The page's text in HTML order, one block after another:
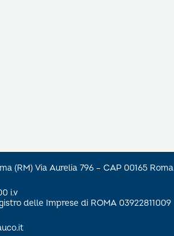
(RM) Via Aurelia 796 – CAP 00165 Roma
i.v
delle Imprese di ROMA 03922811009